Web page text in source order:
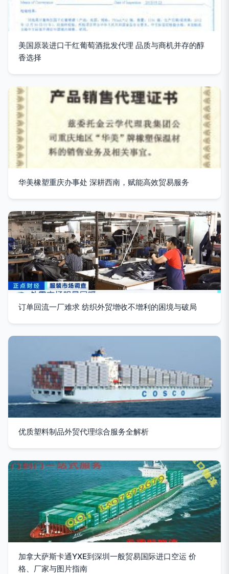
美国原装进口干红葡萄酒批发代理 品质与商机并存的醇
香选择
华美橡塑重庆办事处 深耕西南，赋能高效贸易服务
订单回流一厂难求 纺织外贸增收不增利的困境与破局
优质塑料制品外贸代理综合服务全解析
加拿大萨斯卡通YXE到深圳一般贸易国际进口空运 价
格、厂家与图片指南